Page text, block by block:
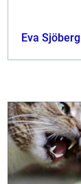
Eva Sjöberg